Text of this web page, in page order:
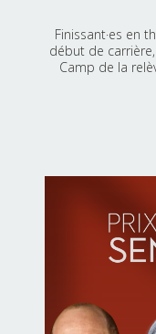
Finissant·es en
début de
Camp de la